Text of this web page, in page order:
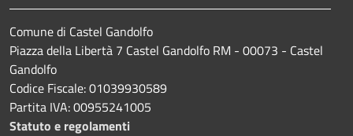
Comune di Castel Gandolfo
Piazza della Libertà 7 Castel Gandolfo RM - 00073 - Castel
Gandolfo
Codice Fiscale: 01039930589
Partita IVA: 00955241005
Statuto e regolamenti